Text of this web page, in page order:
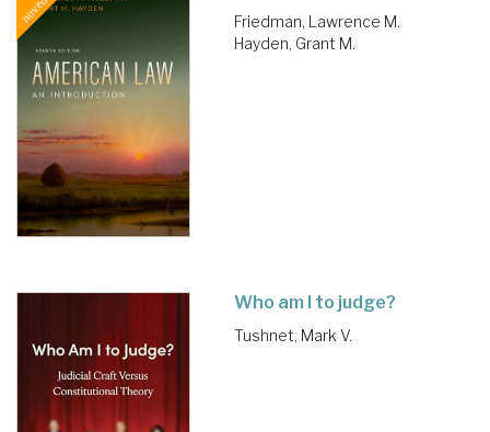
Friedman, Lawrence M.
Hayden, Grant M.
Who am I to judge?
Tushnet, Mark V.